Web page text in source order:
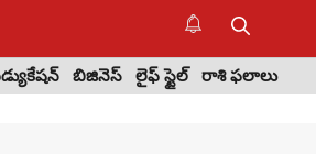
బిజినెస్ లైఫ్ స్టైల్ రాశి ఫలాలు